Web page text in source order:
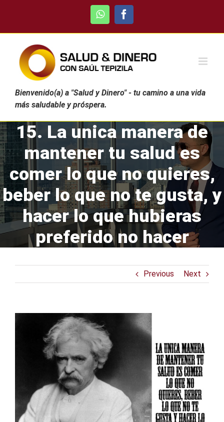
WhatsAppFacebook
Bienvenido(a) a "Salud y Dinero" - tu camino a una vida
más saludable y próspera.
15. La unica manera de
mantener tu salud es
comer lo que no quieres,
beber lo que no te gusta, y
hacer lo que hubieras
preferido no hacer
Previous Next